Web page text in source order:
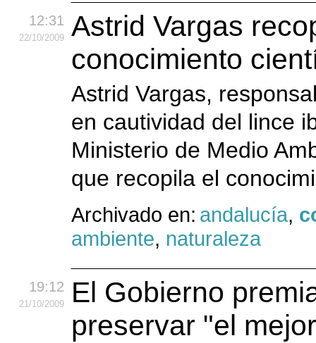
12:31
22/10/2009
Astrid Vargas
conocimiento
Astrid Vargas,
en cautividad del lince
Ministerio de Medio
que recopila el
Archivado en: andalucía,
ambiente, naturaleza
19:12
21/10/2009
El Gobierno
preservar "el